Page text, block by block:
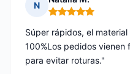
N
Nota: 5 de 5
Súper rápidos, el
100%Los pedidos vienen
para evitar roturas."